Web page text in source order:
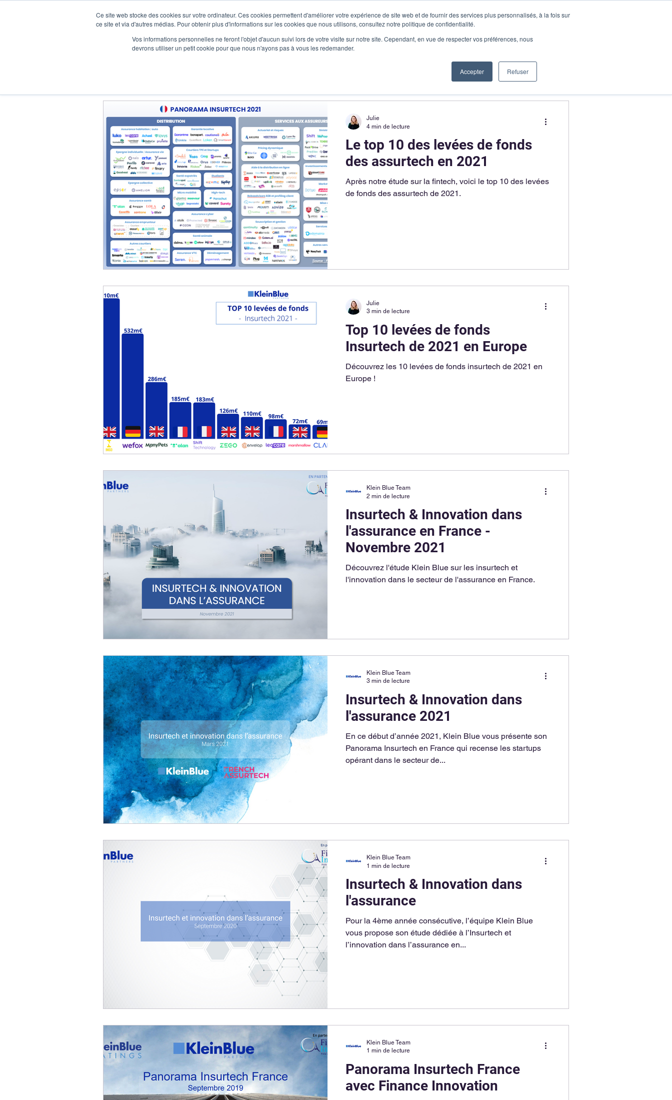
Ce site web stocke des cookies sur votre ordinateur. Ces cookies permettent d'améliorer votre expérience de site web et de fournir des services plus personnalisés, à la fois sur
ce site et via d'autres médias. Pour obtenir plus d'informations sur les cookies que nous utilisons, consultez notre politique de confidentialité.
Vos informations personnelles ne feront l'objet d'aucun suivi lors de votre visite sur notre site. Cependant, en vue de respecter vos préférences, nous
devrons utiliser un petit cookie pour que nous n'ayons pas à vous les redemander.
Accepter Refuser
Produits Vous êtes Cas clients Ressources Me connecter Demander une démo
Le top 10 des levées de fonds
des assurtech en 2021
Après notre étude sur la fintech, voici le top 10 des levées
de fonds des assurtech de 2021.
Julie
4 min de lecture
Top 10 levées de fonds
Insurtech de 2021 en Europe
Découvrez les 10 levées de fonds insurtech de 2021 en
Europe !
Julie
3 min de lecture
Insurtech & Innovation dans
l'assurance en France -
Novembre 2021
Découvrez l'étude Klein Blue sur les insurtech et
l'innovation dans le secteur de l'assurance en France.
Klein Blue Team
2 min de lecture
Insurtech & Innovation dans
l'assurance 2021
En ce début d’année 2021, Klein Blue vous présente son
Panorama Insurtech en France qui recense les startups
opérant dans le secteur de...
Klein Blue Team
3 min de lecture
Insurtech & Innovation dans
l'assurance
Pour la 4ème année consécutive, l’équipe Klein Blue
vous propose son étude dédiée à l’Insurtech et
l’innovation dans l’assurance en...
Klein Blue Team
1 min de lecture
Panorama Insurtech France
avec Finance Innovation
Klein Blue Team
1 min de lecture